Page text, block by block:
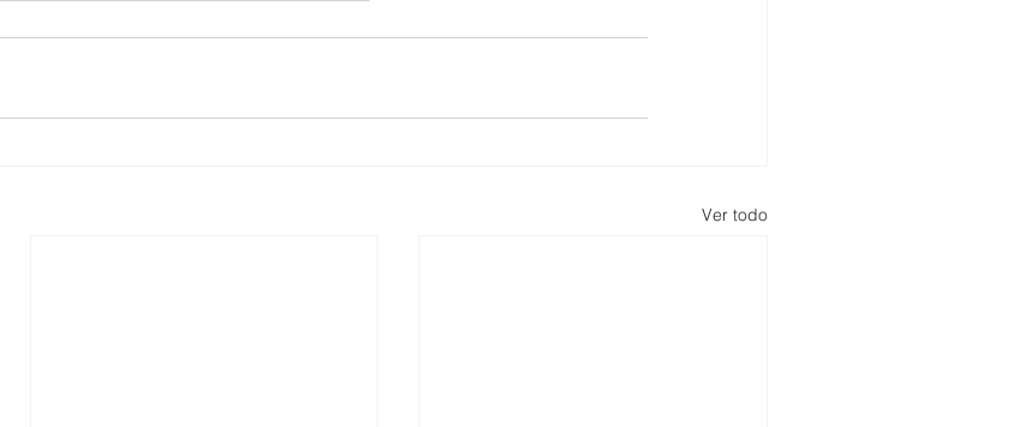
Ver todo